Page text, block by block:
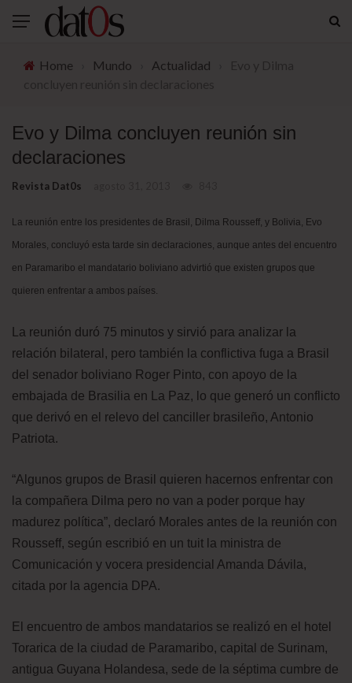
Home Mundo Actualidad
Evo y Dilma concluyen reunión sin
declaraciones
Revista Dat0s
La reunión entre los presidentes de Brasil, Dilma Rousseff, y Bolivia, Evo
Morales, concluyó esta tarde sin declaraciones, aunque antes del encuentro
en Paramaribo el mandatario boliviano advirtió que existen grupos que
quieren enfrentar a ambos países.
La reunión duró 75 minutos y sirvió para analizar la
relación bilateral, pero también la conflictiva fuga a Brasil
del senador boliviano Roger Pinto, con apoyo de la
embajada de Brasilia en La Paz, lo que generó un conflicto
que derivó en el relevo del canciller brasileño, Antonio
Patriota.
“Algunos grupos de Brasil quieren hacernos enfrentar con
la compañera Dilma pero no van a poder porque hay
madurez política”, declaró Morales antes de la reunión con
Rousseff, según escribió en un tuit la ministra de
Comunicación y vocera presidencial Amanda Dávila,
citada por la agencia DPA.
El encuentro de ambos mandatarios se realizó en el hotel
Torarica de la ciudad de Paramaribo, capital de Surinam,
antigua Guyana Holandesa, sede de la séptima cumbre de